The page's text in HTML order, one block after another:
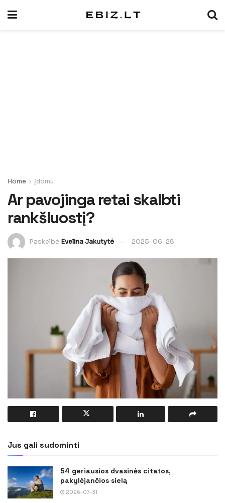
Home Įdomu
Ar pavojinga retai skalbti
rankšluostį?
Paskelbė Evelina Jakutytė 2025-06-28
Jus gali sudominti
54 geriausios dvasinės citatos,
pakylėjančios sielą
2026-07-31